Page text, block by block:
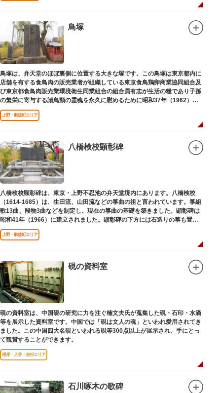
鳥塚
鳥塚は、弁天堂のほぼ裏側に位置する大きな塚です。この鳥塚は東京都内に
店舗を有する食鳥肉の販売業者が組織している東京食鳥鶏卵商業協同組合及
び東京都食鳥肉販売業環境衛生同業組合の組合員有志が生活の糧であり子孫
の繁栄に寄与する諸鳥類の霊魂を永久に慰めるために昭和37年（1962）に
建立されました。
上野・御徒町エリア
八橋検校顕彰碑
八橋検校顕彰碑は、東京・上野不忍池の弁天堂境内にあります。八橋検校
（1614-1685）は、生田流、山田流などの箏曲の祖と言われています。箏組
歌13曲、段物3曲などを制定し、現在の箏曲の基礎を築きました。顕彰碑は
昭和41年（1966）に建立されました。顕彰碑の下方には石造りの箏も置か
れています。
上野・御徒町エリア
硯の資料室
硯の資料室は、中国硯の研究に力を注ぐ楠文夫氏が蒐集した硯・石印・水滴
等を展示した資料室です。中国では「硯は文人の魂」といわれ愛用されてき
ました。この中国四大名硯といわれる硯等300点以上が展示され、手にとっ
て観賞することができます。
根岸・入谷・金杉エリア
石川啄木の歌碑